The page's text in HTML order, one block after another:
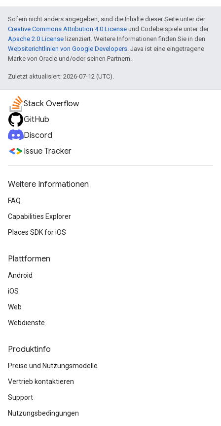
Sofern nicht anders angegeben, sind die Inhalte dieser Seite unter der
Creative Commons Attribution 4.0 License und Codebeispiele unter der
Apache 2.0 License lizenziert. Weitere Informationen finden Sie in den
Websiterichtlinien von Google Developers. Java ist eine eingetragene
Marke von Oracle und/oder seinen Partnern.
Zuletzt aktualisiert: 2026-07-12 (UTC).
Stack Overflow
GitHub
Discord
Issue Tracker
Weitere Informationen
FAQ
Capabilities Explorer
Places SDK for iOS
Plattformen
Android
iOS
Web
Webdienste
Produktinfo
Preise und Nutzungsmodelle
Vertrieb kontaktieren
Support
Nutzungsbedingungen